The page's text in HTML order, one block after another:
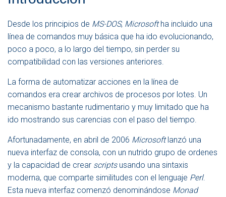
G
Desde los principios de MS-DOS, Microsoftha incluido una
línea de comandos muy básica que ha ido evolucionando,
poco a poco, a lo largo del tiempo, sin perder su
compatibilidad con las versiones anteriores.
La forma de automatizar acciones en la línea de
comandos era crear archivos de procesos por lotes. Un
mecanismo bastante rudimentario y muy limitado que ha
ido mostrando sus carencias con el paso del tiempo.
Afortunadamente, en abril de 2006 Microsoftlanzó una
nueva interfaz de consola, con un nutrido grupo de ordenes
y la capacidad de crear scriptsusando una sintaxis
moderna, que comparte similitudes con el lenguaje Perl.
Esta nueva interfaz comenzó denominándose Monad